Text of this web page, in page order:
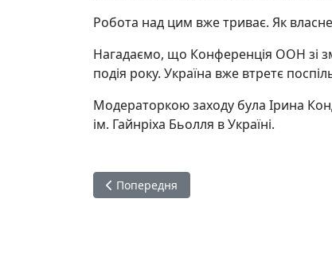
Робота над цим вже триває. Як
Нагадаємо, що Конференція ООН зі
подія року. Україна вже втретє
Модераторкою заходу була Ірина
ім. Гайнріха Бьолля в Україні.
Попередня стаття: Україна та
Попередня